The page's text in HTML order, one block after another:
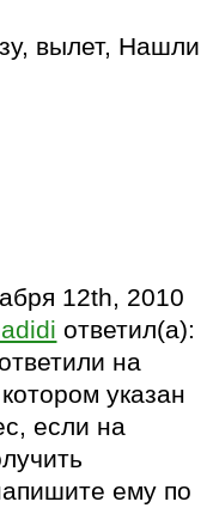
вылет, Нашли
12th, 2010
ответил(а):
на
указан
если на
ему по